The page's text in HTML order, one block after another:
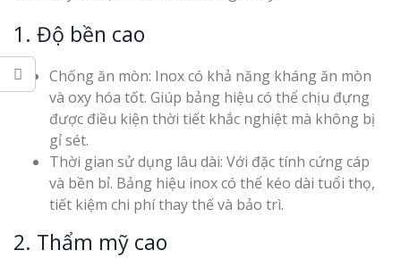
1. Độ bền cao
Chống ăn mòn: Inox có khả năng kháng ăn mòn
và oxy hóa tốt. Giúp bảng hiệu có thể chịu đựng
được điều kiện thời tiết khắc nghiệt mà không bị
gỉ sét.
Thời gian sử dụng lâu dài: Với đặc tính cứng cáp
và bền bỉ. Bảng hiệu inox có thể kéo dài tuổi thọ,
tiết kiệm chi phí thay thế và bảo trì.
2. Thẩm mỹ cao
Biển Led
Ma Trận
Thi Công
Nghiệp